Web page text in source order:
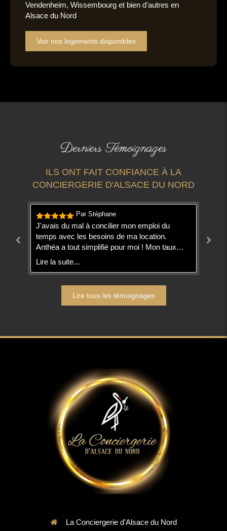
Vendenheim, Wissembourg et bien d'autres en
Alsace du Nord
Voir nos logements disponibles
Derniers Témoignages
ILS ONT FAIT CONFIANCE À LA
CONCIERGERIE D'ALSACE DU NORD
Par Stéphane
J'avais du mal à concilier mon emploi du
temps avec les besoins de ma location.
Anthéa a tout simplifié pour moi ! Mon taux
d'occupation a bondi et mes voyageurs
Lire la suite...
Lire tous les témoignages
La Conciergerie d'Alsace du Nord